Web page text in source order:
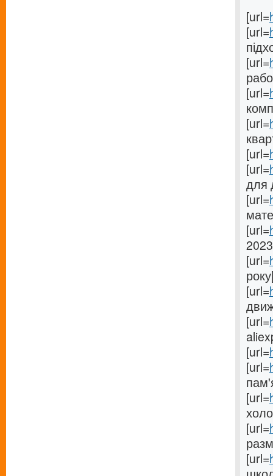
[url=
[url=
[url=
[url=
[url=
[url=
[url=
для
[url=
[url=
[url=
[url=
[url=
[url=
[url=
[url=
[url=
[url=